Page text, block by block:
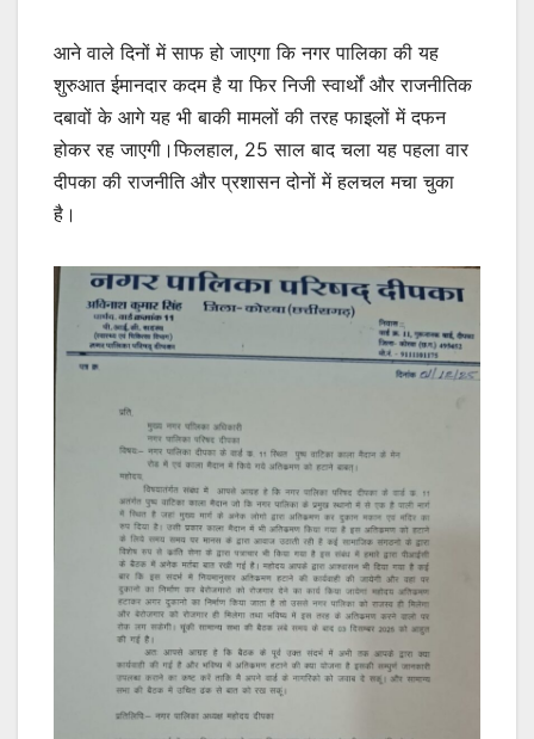
आने वाले दिनों में साफ हो जाएगा कि नगर पालिका की यह
शुरुआत ईमानदार कदम है या फिर निजी स्वार्थों और राजनीतिक
दबावों के आगे यह भी बाकी मामलों की तरह फाइलों में दफन
होकर रह जाएगी।फिलहाल, 25 साल बाद चला यह पहला वार
दीपका की राजनीति और प्रशासन दोनों में हलचल मचा चुका
है।